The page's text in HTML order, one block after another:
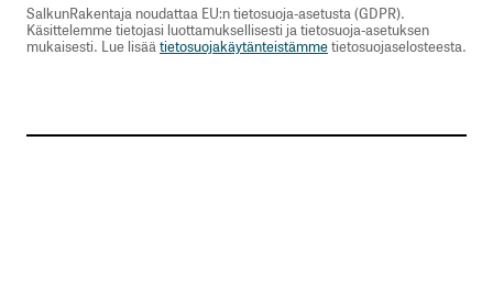
SalkunRakentaja noudattaa EU:n tietosuoja-asetusta (GDPR).
Käsittelemme tietojasi luottamuksellisesti ja tietosuoja-asetuksen
mukaisesti. Lue lisää tietosuojakäytänteistämmetietosuojaselosteesta.